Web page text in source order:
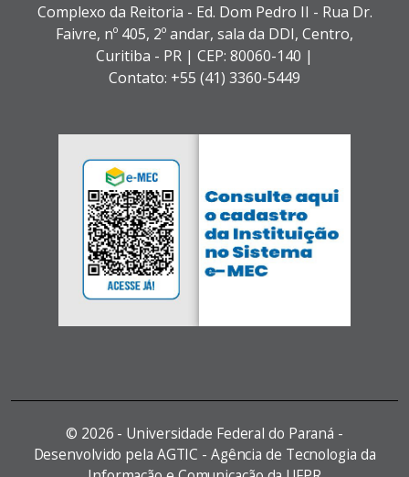
Complexo da Reitoria - Ed. Dom Pedro II - Rua Dr.
Faivre, nº 405, 2º andar, sala da DDI, Centro,
Curitiba - PR | CEP: 80060-140 |
Contato: +55 (41) 3360-5449
© 2026 - Universidade Federal do Paraná -
Desenvolvido pela AGTIC - Agência de Tecnologia da